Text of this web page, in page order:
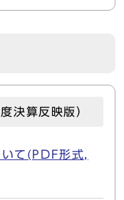
決算反映版）
て(PDF形式,